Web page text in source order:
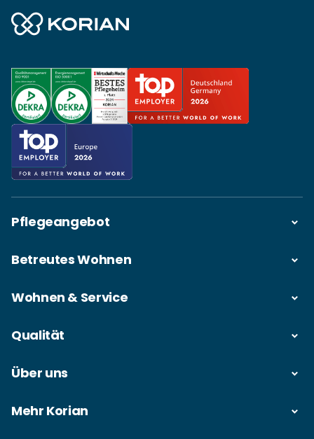
Pflegeangebot
Betreutes Wohnen
Wohnen & Service
Qualität
Über uns
Mehr Korian